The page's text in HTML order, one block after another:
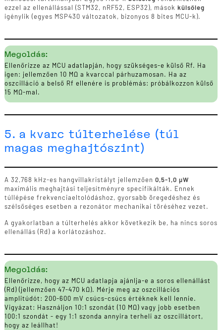
ezzel az ellenállással (STM32, nRF52, ESP32), mások külsőleg
igénylik (egyes MSP430 változatok, bizonyos 8 bites MCU-k).
Megoldás:
Ellenőrizze az MCU adatlapján, hogy szükséges-e külső Rf. Ha
igen: jellemzően 10 MΩ a kvarccal párhuzamosan. Ha az
oszcilláció a belső Rf ellenére is problémás: próbálkozzon külső
15 MΩ-mal.
5. a kvarc túlterhelése (túl
magas meghajtószint)
A 32,768 kHz-es hangvillakristályt jellemzően 0,5-1,0 µW
maximális meghajtási teljesítményre specifikálták. Ennek
túllépése frekvenciaeltolódáshoz, gyorsabb öregedéshez és
szélsőséges esetben a rezonátor mechanikai töréséhez vezet.
A gyakorlatban a túlterhelés akkor következik be, ha nincs soros
ellenállás (Rd) a korlátozáshoz.
Megoldás:
Ellenőrizze, hogy az MCU adatlapja ajánlja-e a soros ellenállást
(Rd) (jellemzően 47-470 kΩ). Mérje meg az oszcillációs
amplitúdót: 200-600 mV csúcs-csúcs értéknek kell lennie.
Vigyázat: Használjon 10:1 szondát (10 MΩ) vagy jobb esetben
100:1 szondát - egy 1:1 szonda annyira terheli az oszcillátort,
hogy az leállhat!